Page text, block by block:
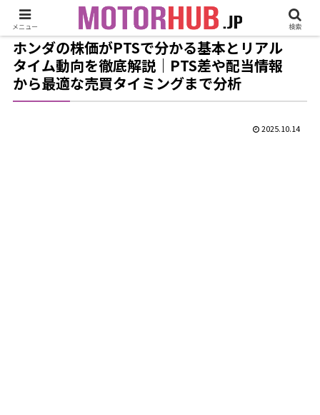
ホンダの株価がPTSで分かる基本とリアル
タイム動向を徹底解説｜PTS差や配当情報
から最適な売買タイミングまで分析
2025.10.14
メニュー 検索